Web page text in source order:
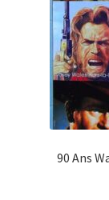
90 Ans